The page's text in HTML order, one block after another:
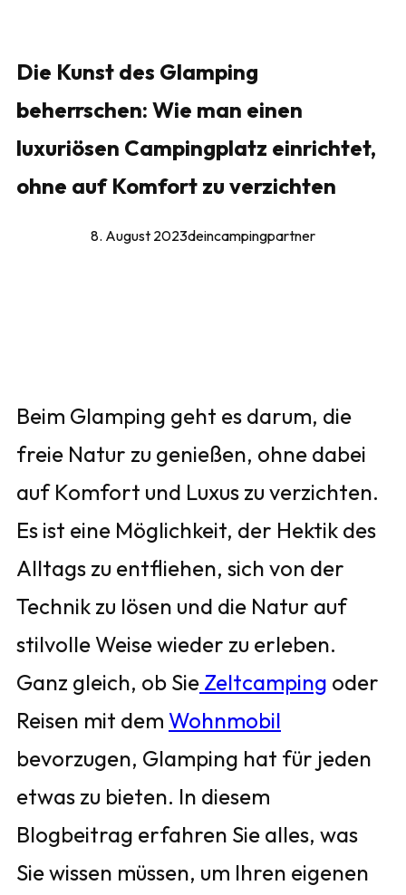
Die Kunst des Glamping
beherrschen: Wie man einen
luxuriösen Campingplatz einrichtet,
ohne auf Komfort zu verzichten
8. August 2023deincampingpartner
Beim Glamping geht es darum, die
freie Natur zu genießen, ohne dabei
auf Komfort und Luxus zu verzichten.
Es ist eine Möglichkeit, der Hektik des
Alltags zu entfliehen, sich von der
Technik zu lösen und die Natur auf
stilvolle Weise wieder zu erleben.
Ganz gleich, ob Sie Zeltcamping oder
Reisen mit dem Wohnmobil
bevorzugen, Glamping hat für jeden
etwas zu bieten. In diesem
Blogbeitrag erfahren Sie alles, was
Sie wissen müssen, um Ihren eigenen